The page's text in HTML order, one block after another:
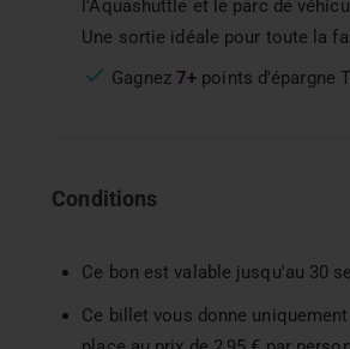
l'Aquashuttle et le parc de
Une sortie idéale pour toute la
Gagnez 7+ points d'épargne
Conditions
Ce bon est valable jusqu'au 30
Ce billet vous donne